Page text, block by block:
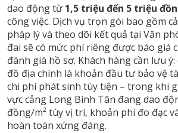
dao động từ 1,5 triệu đến 5 triệu
công việc. Dịch vụ trọn gói bao gồm
pháp lý và theo dõi kết quả tại Văn
đai sẽ có mức phí riêng được báo giá
đánh giá hồ sơ. Khách hàng cần lưu
đồ địa chính là khoản đầu tư bảo vệ
chi phí phát sinh tùy tiện – trong khi
vực cảng Long Bình Tân đang dao
đồng/m² tùy vị trí, khoản phí đo đạc
hoàn toàn xứng đáng.